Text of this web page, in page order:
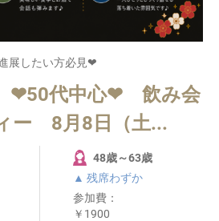
展したい方必見❤
❤50代中心❤ 飲み会
ー 8月8日（土...
48歳～63歳
▲ 残席わずか
参加費：
￥1900